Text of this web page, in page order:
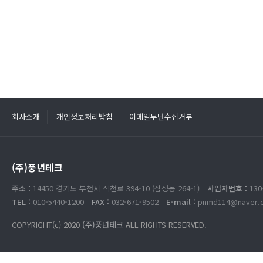
회사소개 개인정보처리방침 이메일무단수집거부
(주)풍년테크
주소 : 14450 경기도 부천시 석천로 394-10 (삼정동 264-1) 사업자번호 :
TEL : 010-5440-1200 FAX : 032-671-9502 E-mail :
COPYRIGHT(c) 2020 (주)풍년테크 ALL RIGHTS RESERVED.